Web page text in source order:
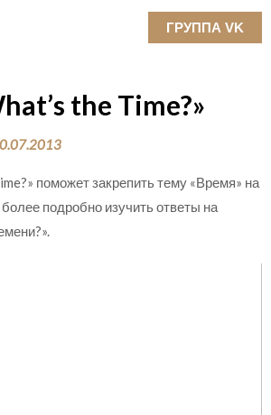
ГРУППА VK
the Time?»
поможет закрепить тему «Время» на
подробно изучить ответы на